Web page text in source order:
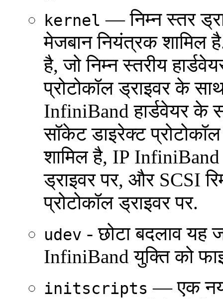
kernel — निम्न स्तर
मेजबान नियंत्रक शामिल
है, जो निम्न स्तरीय
प्रोटोकॉल ड्राइवर के
InfiniBand हार्डवेयर के
सॉकेट डाइरेक्ट
शामिल है, IP
ड्राइवर पर, और SCSI
प्रोटोकॉल ड्राइवर पर.
udev - छोटा बदलाव यह
InfiniBand युक्ति को
initscripts — एक